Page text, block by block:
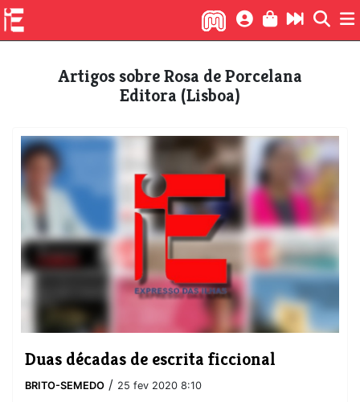
Artigos sobre Rosa de Porcelana
Editora (Lisboa)
Duas décadas de escrita ficcional
BRITO-SEMEDO / 25 fev 2020 8:10